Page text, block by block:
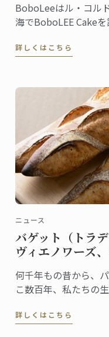
BoboLeeはル・コル
海でBoboLEE Cake
しています。
詳しくはこちら
ニュース
バゲット（トラ
ヴィエノワーズ
何千年もの昔から、
こ数百年、私たちの
と言われています。
詳しくはこちら